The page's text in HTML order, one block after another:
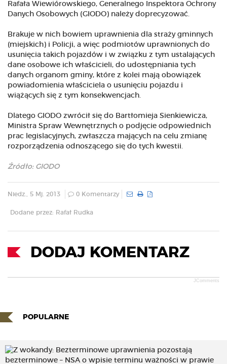
Rafała Wiewiórowskiego, Generalnego Inspektora Ochrony
Danych Osobowych (GIODO) należy doprecyzować.
Brakuje w nich bowiem uprawnienia dla straży gminnych
(miejskich) i Policji, a więc podmiotów uprawnionych do
usunięcia takich pojazdów i w związku z tym ustalających
dane osobowe ich właścicieli, do udostępniania tych
danych organom gminy, które z kolei mają obowiązek
powiadomienia właściciela o usunięciu pojazdu i
wiążących się z tym konsekwencjach.
Dlatego GIODO zwrócił się do Bartłomieja Sienkiewicza,
Ministra Spraw Wewnętrznych o podjęcie odpowiednich
prac legislacyjnych, zwłaszcza mających na celu zmianę
rozporządzenia odnoszącego się do tych kwestii.
Źródło: GIODO
Niedz., 5 Mj. 2013 0 Komentarzy
Dodane przez: Rafał Rudka
DODAJ KOMENTARZ
JComments
POPULARNE